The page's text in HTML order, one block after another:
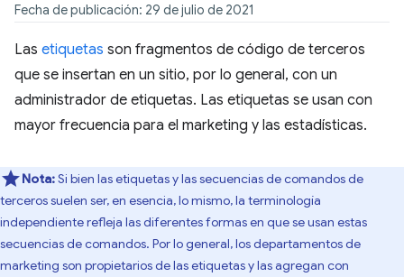
Fecha de publicación: 29 de julio de 2021
Las etiquetas son fragmentos de código de terceros
que se insertan en un sitio, por lo general, con un
administrador de etiquetas. Las etiquetas se usan con
mayor frecuencia para el marketing y las estadísticas.
Nota:Si bien las etiquetas y las secuencias de comandos de
terceros suelen ser, en esencia, lo mismo, la terminología
independiente refleja las diferentes formas en que se usan estas
secuencias de comandos. Por lo general, los departamentos de
marketing son propietarios de las etiquetas y las agregan con